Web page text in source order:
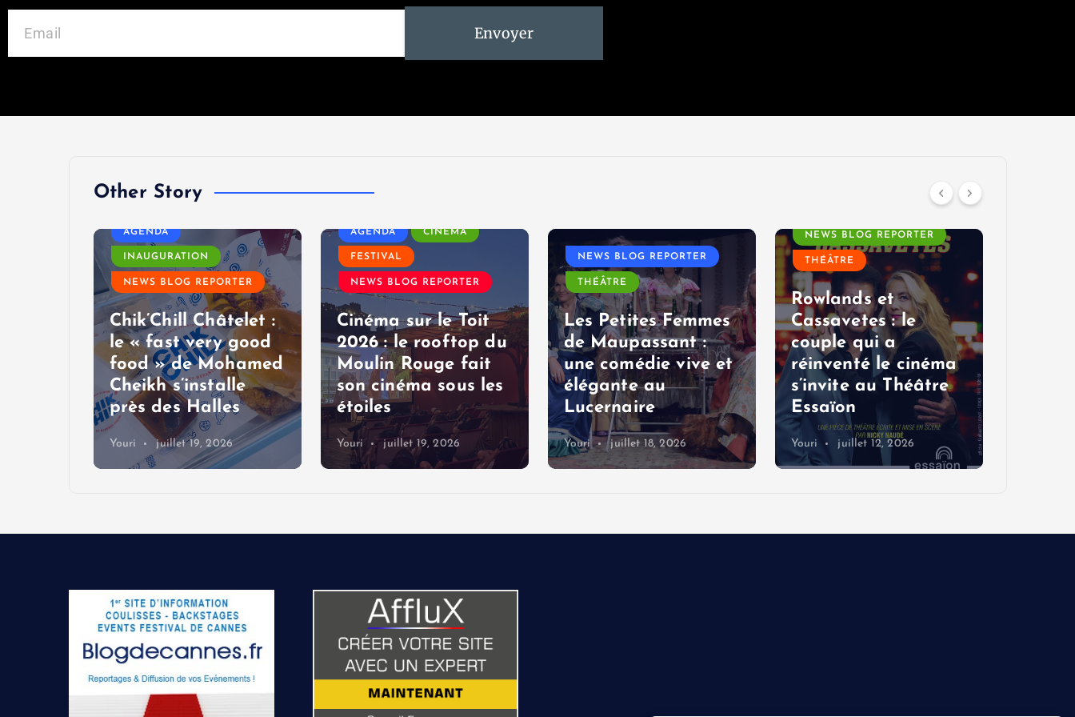
Envoyer
Other Story
AGENDA
INAUGURATION
NEWS BLOG REPORTER
Chik’Chill Châtelet :
le « fast very good
food » de Mohamed
Cheikh s’installe
près des Halles
Youri juillet 19, 2026
AGENDA CINÉMA
FESTIVAL
NEWS BLOG REPORTER
Cinéma sur le Toit
2026 : le rooftop du
Moulin Rouge fait
son cinéma sous les
étoiles
Youri juillet 19, 2026
NEWS BLOG REPORTER
THÉÂTRE
Les Petites Femmes
de Maupassant :
une comédie vive et
élégante au
Lucernaire
Youri juillet 18, 2026
NEWS BLOG REPORTER
THÉÂTRE
Rowlands et
Cassavetes : le
couple qui a
réinventé le cinéma
s’invite au Théâtre
Essaïon
Youri juillet 12, 2026